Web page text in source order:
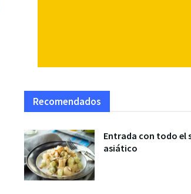
Recomendados
Entrada con todo el
asiático